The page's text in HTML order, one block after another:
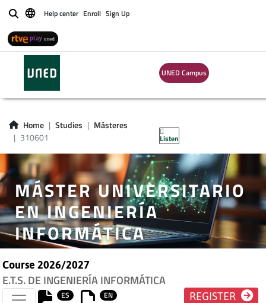
BuscarHelp center Enroll Sign Up
UNED Campus
Home Studies
Másteres
310601
Listen
MÁSTER UNIVERSITARIO
EN INGENIERÍA
INFORMÁTICA
Course 2026/2027
E.T.S. DE INGENIERÍA INFORMÁTICA
ES EN REGISTER